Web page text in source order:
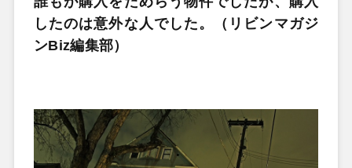
したのは意外な人でした。（リビンマガジ
ンBiz編集部）